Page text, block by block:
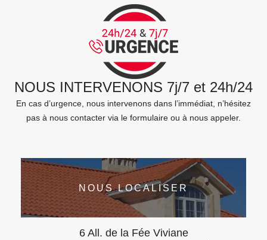
NOUS INTERVENONS 7j/7 et 24h/24
En cas d’urgence, nous intervenons dans l’immédiat, n’hésitez
pas à nous contacter via le formulaire ou à nous appeler.
NOUS LOCALISER
6 All. de la Fée Viviane